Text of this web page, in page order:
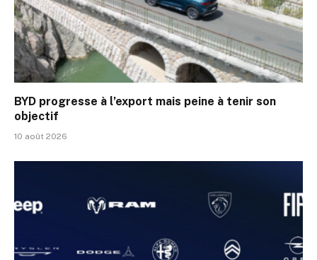
BYD progresse à l’export mais peine à tenir son
objectif
10 août 2026